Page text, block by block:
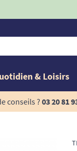
& Loisirs
conseils ?03 20 81